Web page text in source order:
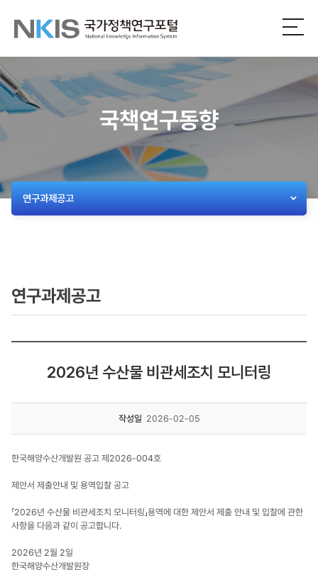
NKIS
국
가
정
구
전
메
열
국책연구동향
연구과제공고
연구과제공고
2026년 수산물 비관세조치 모니터링
작성일 2026-02-05
한국해양수산개발원 공고 제2026-004호
제안서 제출안내 및 용역입찰 공고
「2026년 수산물 비관세조치 모니터링」용역에 대한 제안서 제출 안내 및 입찰에 관한
사항을 다음과 같이 공고합니다.
2026년 2월 2일
한국해양수산개발원장